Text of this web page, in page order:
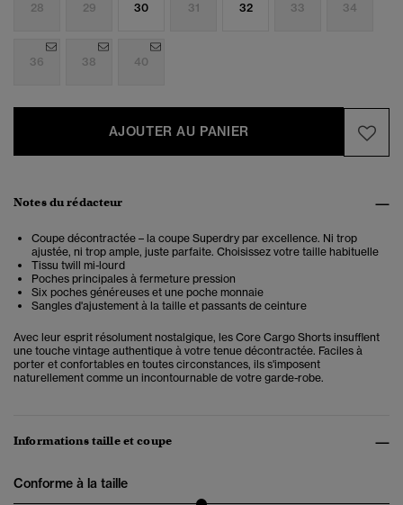
28 29 30 31 32 33 34
36 38 40
AJOUTER AU PANIER
Notes du rédacteur
Coupe décontractée – la coupe Superdry par excellence. Ni trop
ajustée, ni trop ample, juste parfaite. Choisissez votre taille habituelle
Tissu twill mi-lourd
Poches principales à fermeture pression
Six poches généreuses et une poche monnaie
Sangles d'ajustement à la taille et passants de ceinture
Avec leur esprit résolument nostalgique, les Core Cargo Shorts insufflent
une touche vintage authentique à votre tenue décontractée. Faciles à
porter et confortables en toutes circonstances, ils s'imposent
naturellement comme un incontournable de votre garde-robe.
Informations taille et coupe
Conforme à la taille